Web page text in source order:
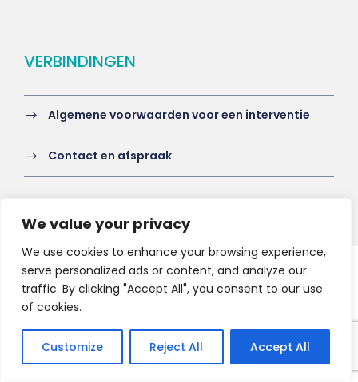
We value your privacy
We use cookies to enhance your browsing experience,
serve personalized ads or content, and analyze our
traffic. By clicking "Accept All", you consent to our use
of cookies.
Customize Reject All Accept All
VERBINDINGEN
Algemene voorwaarden voor een interventie
Contact en afspraak
Copyright 2021 HV-A, All Right Reserved